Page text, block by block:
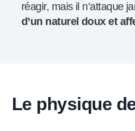
réagir, mais il n’attaque
d’un naturel doux et
Le physique